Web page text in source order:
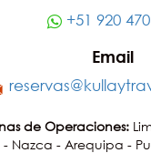
+51 920
Email
de Operaciones:
- Nazca - Arequipa -